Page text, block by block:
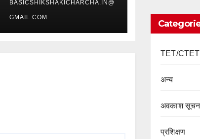
BASICSHIKSHAKICHARCHA.IN@
GMAIL.COM
TET/
अन्य
अवकाश
प्रशिक्षण